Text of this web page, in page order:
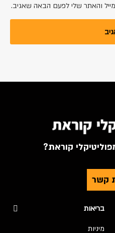
והאתר שלי לפעם הבאה שאגיב.
קוראת?
קשר
בריאות
מיניות